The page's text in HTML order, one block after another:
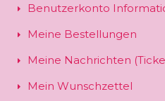
Benutzerkonto
Meine Bestellungen
Meine Nachrichten
Mein Wunschzettel